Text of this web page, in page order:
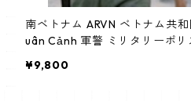
南ベトナム ARVN ベトナム共
uân Cảnh 軍警 ミリタリーポリ
¥9,800